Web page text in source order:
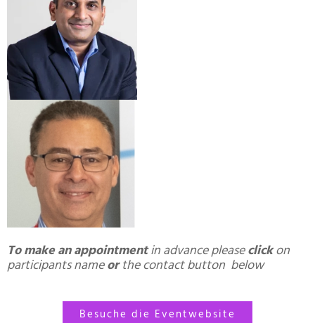
To make an appointmentin advance pleaseclickon
participants nameorthe contact button below
Besuche die Eventwebsite